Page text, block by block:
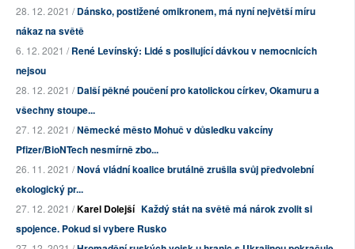
28. 12. 2021 /Dánsko, postižené omikronem, má nyní největší míru
nákaz na světě
6. 12. 2021 /René Levínský: Lidé s posilující dávkou v nemocnicích
nejsou
28. 12. 2021 /Další pěkné poučení pro katolickou církev, Okamuru a
všechny stoupe...
27. 12. 2021 /Německé město Mohuč v důsledku vakcíny
Pfizer/BioNTech nesmírně zbo...
26. 11. 2021 /Nová vládní koalice brutálně zrušila svůj předvolební
ekologický pr...
27. 12. 2021 /Karel Dolejší Každý stát na světě má nárok zvolit si
spojence. Pokud si vybere Rusko